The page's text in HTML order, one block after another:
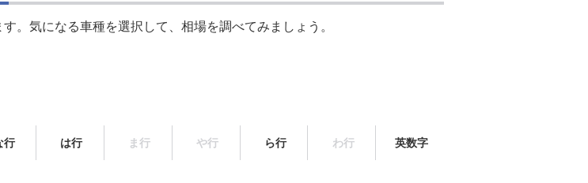
。気になる車種を選択して、相場を調べてみましょう。
行 は行 ま行 や行 ら行 わ行 英数字